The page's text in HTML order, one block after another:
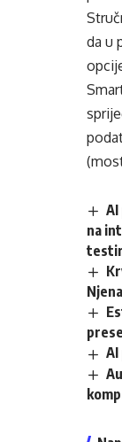
da u
na